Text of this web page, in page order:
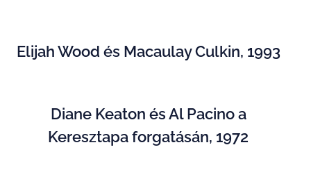
Elijah Wood és Macaulay Culkin, 1993
Diane Keaton és Al Pacino a
Keresztapa forgatásán, 1972